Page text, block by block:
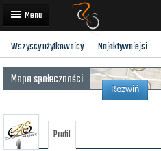
Artykuły
Trasy rowerowe
Wyścigi rowerowe
Użytkownicy
Wszyscy użytkownicy Najaktywniejsi
Mapa społeczności
Rozwiń
Profil